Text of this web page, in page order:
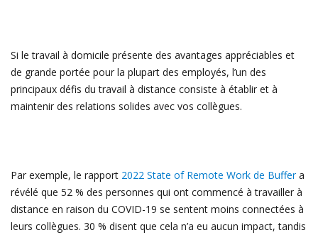
Si le travail à domicile présente des avantages appréciables et
de grande portée pour la plupart des employés, l’un des
principaux défis du travail à distance consiste à établir et à
maintenir des relations solides avec vos collègues.
Par exemple, le rapport 2022 State of Remote Work de Buffera
révélé que 52 % des personnes qui ont commencé à travailler à
distance en raison du COVID-19 se sentent moins connectées à
leurs collègues. 30 % disent que cela n’a eu aucun impact, tandis